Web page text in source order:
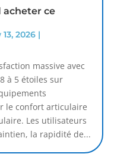
acheter ce
13, 2026|
massive avec
à 5 étoiles sur
le confort articulaire
Les utilisateurs
la rapidité de...